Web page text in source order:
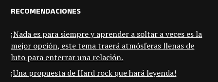
RECOMENDACIONES
¡Nada es para siempre y aprender a soltar a veces es la
mejor opción, este tema traerá atmósferas llenas de
luto para enterrar una relación.
¡Una propuesta de Hard rock que hará leyenda!